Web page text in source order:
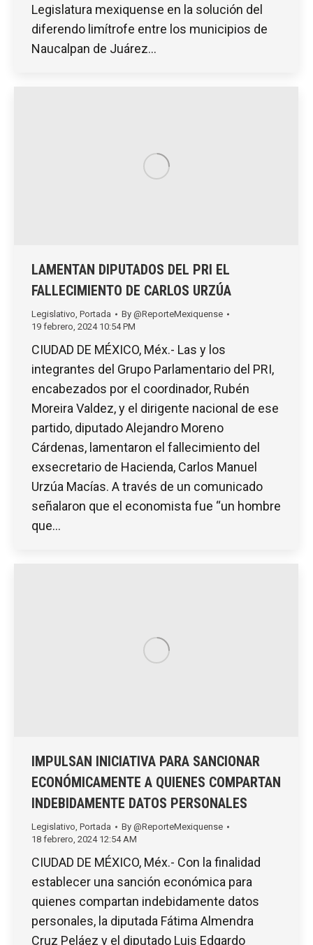
Legislatura mexiquense en la solución del
diferendo limítrofe entre los municipios de
Naucalpan de Juárez…
LAMENTAN DIPUTADOS DEL PRI EL
FALLECIMIENTO DE CARLOS URZÚA
Legislativo Portada By @ReporteMexiquense
19 febrero, 2024 10:54 PM
CIUDAD DE MÉXICO, Méx.- Las y los
integrantes del Grupo Parlamentario del PRI,
encabezados por el coordinador, Rubén
Moreira Valdez, y el dirigente nacional de ese
partido, diputado Alejandro Moreno
Cárdenas, lamentaron el fallecimiento del
exsecretario de Hacienda, Carlos Manuel
Urzúa Macías. A través de un comunicado
señalaron que el economista fue “un hombre
que…
IMPULSAN INICIATIVA PARA SANCIONAR
ECONÓMICAMENTE A QUIENES COMPARTAN
INDEBIDAMENTE DATOS PERSONALES
Legislativo Portada By @ReporteMexiquense
18 febrero, 2024 12:54 AM
CIUDAD DE MÉXICO, Méx.- Con la finalidad
establecer una sanción económica para
quienes compartan indebidamente datos
personales, la diputada Fátima Almendra
Cruz Peláez y el diputado Luis Edgardo